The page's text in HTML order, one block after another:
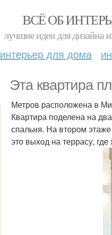
ВСЁ ОБ
лучшие идеи для дизайна
интерьер для дома
Эта квартира
Метров расположена в
Квартира поделена на
спальня. На втором
это выход на террасу,